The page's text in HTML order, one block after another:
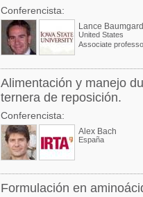
Conferencista:
Lance Baumgard
United States
Associate
Alimentación y manejo
ternera de reposición.
Conferencista:
Alex Bach
España
Formulación en